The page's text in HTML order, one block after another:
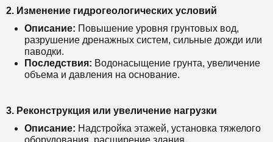
2. Изменение гидрогеологических условий
Описание: Повышение уровня грунтовых вод,
разрушение дренажных систем, сильные дожди или
паводки.
Последствия: Водонасыщение грунта, увеличение
объема и давления на основание.
3. Реконструкция или увеличение нагрузки
Описание: Надстройка этажей, установка тяжелого
оборудования, расширение здания.